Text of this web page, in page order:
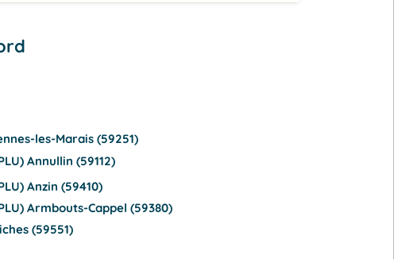
les-Marais (59251)
Annullin (59112)
Anzin (59410)
Armbouts-Cappel (59380)
(59551)